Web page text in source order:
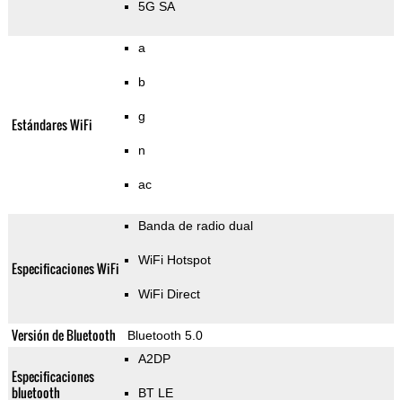
5G SA
Estándares WiFi
a
b
g
n
ac
Especificaciones WiFi
Banda de radio dual
WiFi Hotspot
WiFi Direct
Versión de Bluetooth Bluetooth 5.0
Especificaciones
bluetooth
A2DP
BT LE